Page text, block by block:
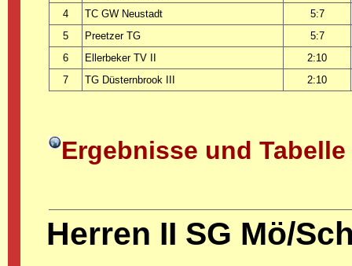
4
TC GW Neustadt
5:7
5
Preetzer TG
5:7
6
Ellerbeker TV II
2:10
7
TG Düsternbrook III 2:10
Ergebnisse und Tabelle
Herren II SG Mö/